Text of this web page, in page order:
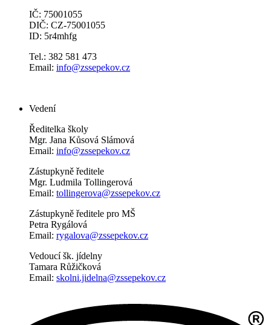
IČ: 75001055
DIČ: CZ-75001055
ID: 5r4mhfg
Tel.: 382 581 473
Email: info@zssepekov.cz
Vedení
Ředitelka školy
Mgr. Jana Kůsová Slámová
Email: info@zssepekov.cz
Zástupkyně ředitele
Mgr. Ludmila Tollingerová
Email: tollingerova@zssepekov.cz
Zástupkyně ředitele pro MŠ
Petra Rygálová
Email: rygalova@zssepekov.cz
Vedoucí šk. jídelny
Tamara Růžičková
Email: skolni.jidelna@zssepekov.cz